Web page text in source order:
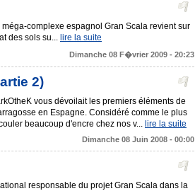
complexe espagnol Gran Scala revient sur
des sols su... lire la suite
Dimanche 08 F�vrier 2009 - 20:23
2)
vous dévoilait les premiers éléments de
en Espagne. Considéré comme le plus
beaucoup d'encre chez nos v... lire la suite
Dimanche 08 Juin 2008 - 00:00
responsable du projet Gran Scala dans la